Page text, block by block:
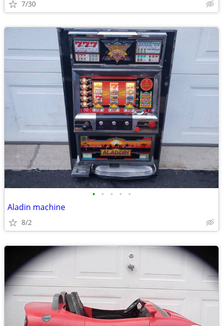
7/30
• • • • •
Aladin machine
8/2